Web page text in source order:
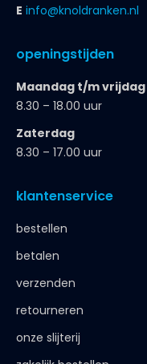
E info@knoldranken.nl
openingstijden
Maandag t/m vrijdag
8.30 – 18.00 uur
Zaterdag
8.30 – 17.00 uur
klantenservice
bestellen
betalen
verzenden
retourneren
onze slijterij